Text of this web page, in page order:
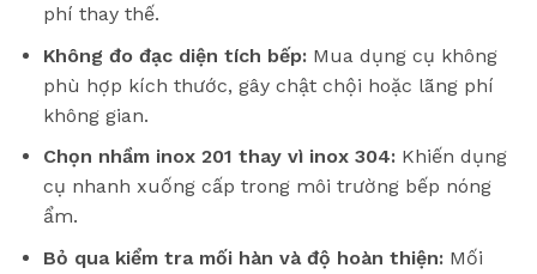
phí thay thế.
Không đo đạc diện tích bếp:Mua dụng cụ không
phù hợp kích thước, gây chật chội hoặc lãng phí
không gian.
Chọn nhầm inox 201 thay vì inox 304:Khiến dụng
cụ nhanh xuống cấp trong môi trường bếp nóng
ẩm.
Bỏ qua kiểm tra mối hàn và độ hoàn thiện: Mối